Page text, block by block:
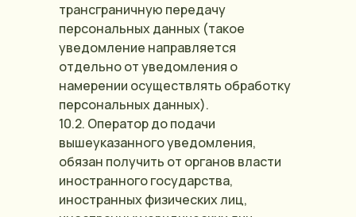
трансграничную передачу
персональных данных (такое
уведомление направляется
отдельно от уведомления о
намерении осуществлять обработку
персональных данных).
10.2. Оператор до подачи
вышеуказанного уведомления,
обязан получить от органов власти
иностранного государства,
иностранных физических лиц,